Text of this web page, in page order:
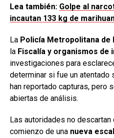
Lea también: Golpe al
incautan 133 kg de
La Policía Metropolitana de
la Fiscalía y organismos de
investigaciones para
determinar si fue un atentado
han reportado capturas, pero
abiertas de análisis.
Las autoridades no
comienzo de una nueva